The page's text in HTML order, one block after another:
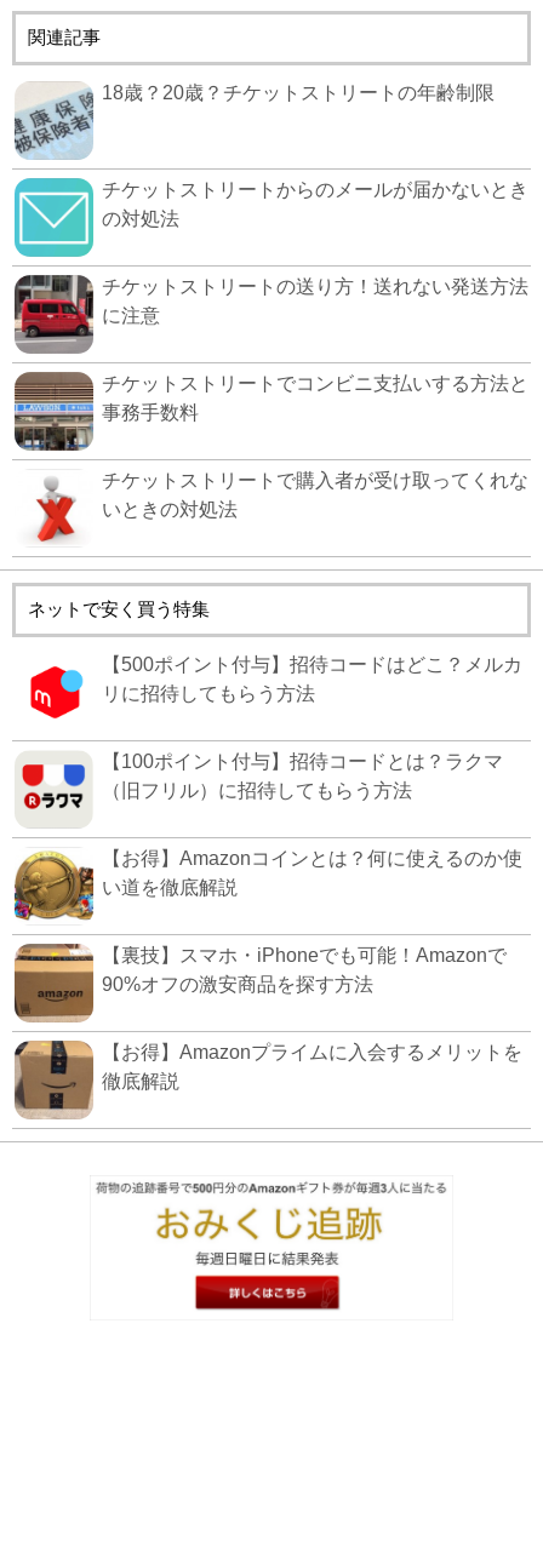
関連記事
18歳？20歳？チケットストリートの年齢制限
チケットストリートからのメールが届かないとき
の対処法
チケットストリートの送り方！送れない発送方法
に注意
チケットストリートでコンビニ支払いする方法と
事務手数料
チケットストリートで購入者が受け取ってくれな
いときの対処法
ネットで安く買う特集
【500ポイント付与】招待コードはどこ？メルカ
リに招待してもらう方法
【100ポイント付与】招待コードとは？ラクマ
（旧フリル）に招待してもらう方法
【お得】Amazonコインとは？何に使えるのか使
い道を徹底解説
【裏技】スマホ・iPhoneでも可能！Amazonで
90%オフの激安商品を探す方法
【お得】Amazonプライムに入会するメリットを
徹底解説